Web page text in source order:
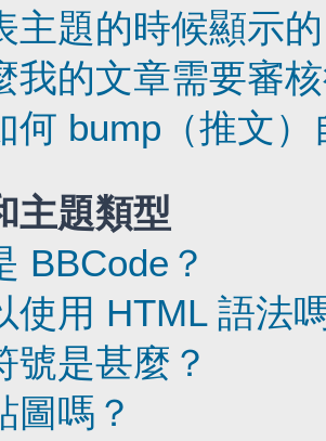
主題的時候顯示
我的文章需要審
何 bump（推文
主題類型
BBCode？
使用 HTML 語法
號是甚麼？
圖嗎？